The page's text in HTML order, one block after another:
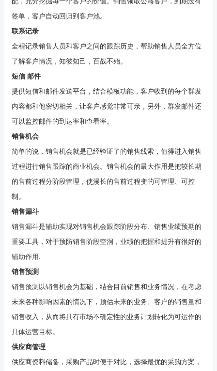
签单，客户自动回归到客户池。
联系记录
全程记录销售人员和客户之间的跟踪历史，帮助销售人员全方位
了解客户情况，知彼知己，百战不殆。
短信 邮件
提供短信和邮件发送平台，结合模板功能，客户收到的每个群发
内容都和他密切相关，让客户感觉非常可亲，另外，群发邮件还
可以监控邮件的到达率和查看率。
销售机会
简单的说，销售机会就是已经验证了的销售线索，值得进入销售
过程进行销售跟踪的商业机会。销售机会的最大作用是把较长期
的售前过程分阶段管理，使漫长的售前过程变的可管理、可控
制。
销售漏斗
销售漏斗是辅助实现对销售机会跟踪阶段分布、销售业绩预期的
重要工具，对于预防销售阶段空洞，业绩的把握和提升有很好的
辅助作用 .
销售预测
销售预测以销售机会为基础，结合目前销售和业务情况，在考虑
未来各种影响因素的情况下，预估未来的业务、客户的销售量和
销售收入，从而将具有市场不确定性的业务计划转化为可运作的
具体运营目标。
供应商管理
供应商资料储备，采购产品时便于对比，选择最优的采购方案，